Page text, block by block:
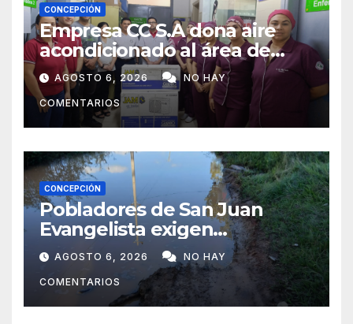
CONCEPCIÓN
Empresa CC S.A dona aire
acondicionado al área de
maternidad del IPS de
Concepción
AGOSTO 6, 2026 NO HAY
COMENTARIOS
CONCEPCIÓN
Pobladores de San Juan
Evangelista exigen
reparación urgente de
caminos vecinales
AGOSTO 6, 2026 NO HAY
COMENTARIOS